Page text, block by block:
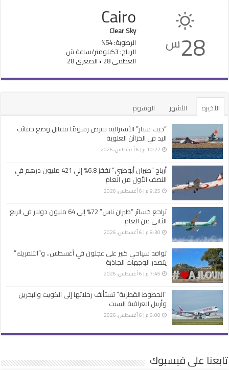
28س
Cairo
Clear Sky
الرطوبة: 54%
الرياح: 3كيلومتر/ساعة ش
العظمى 28 • الصغرى 28
الأخيرة الأشهر
الوسوم
“جيت ستار” الأسترالية تفرض رسومًا مقابل وضع حقائب
اليد في الخزائن العلوية
10:22 م | 6 أغسطس، 2026
أرباح “طيران أبوظبي” تقفز 6.8% إلي 421 مليون درهم في
النصف الأول من العام
9:25 م | 6 أغسطس، 2026
تراجع خسائر “طيران ناس” 72% إلى 64 مليون دولار في الربع
الثاني من العام
8:30 م | 6 أغسطس، 2026
توافد سياحي كبير على عجلون في أغسطس.. و”التلفريك”
يتصدر الوجهات الجاذبة
7:45 م | 6 أغسطس، 2026
“الخطوط القطرية” تستأنف رحلاتها إلى الكويت والبحرين
وأربيل العراقية السبت
6:00 م | 6 أغسطس، 2026
تابعنا على فيسبوك